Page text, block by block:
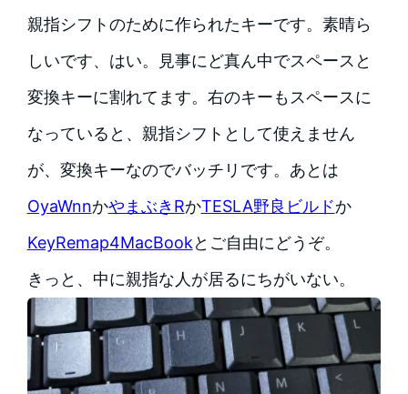
親指シフトのために作られたキーです。素晴ら
しいです、はい。見事にど真ん中でスペースと
変換キーに割れてます。右のキーもスペースに
なっていると、親指シフトとして使えません
が、変換キーなのでバッチリです。あとは
OyaWnnかやまぶきRかTESLA野良ビルドか
KeyRemap4MacBookとご自由にどうぞ。
きっと、中に親指な人が居るにちがいない。